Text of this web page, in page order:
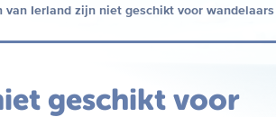
van Ierland zijn niet geschikt voor wandelaars
geschikt voor